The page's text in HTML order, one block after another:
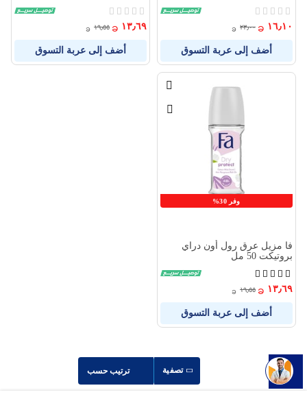
ترتيب حسب
Rating:
0%
١٦٫١٠ ٢٣٫٠٠
أضف إلى عربة التسوق
Rating:
0%
١٣٫٦٩ ١٩٫٥٥
أضف إلى عربة التسوق
وفر 30%
قائمة
الامنيات
قارن
فا مزيل عرق رول أون دراي
بروتيكت 50 مل
تقييم:
100%
١٣٫٦٩ ١٩٫٥٥
أضف إلى عربة التسوق
تصفية